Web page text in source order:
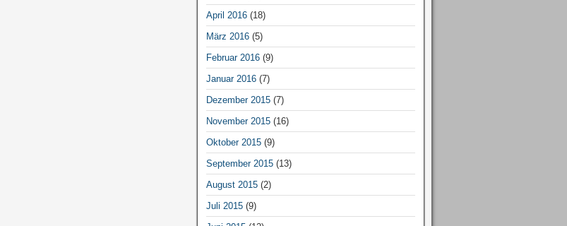
April 2016(18)
März 2016(5)
Februar 2016(9)
Januar 2016(7)
Dezember 2015(7)
November 2015(16)
Oktober 2015(9)
September 2015(13)
August 2015(2)
Juli 2015(9)